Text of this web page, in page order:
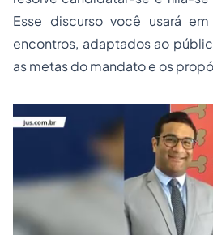
Esse discurso você usará
encontros, adaptados ao
as metas do mandato e os